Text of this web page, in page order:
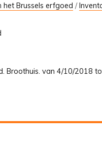
het Brussels erfgoed /
Broothuis. van 4/10/2018